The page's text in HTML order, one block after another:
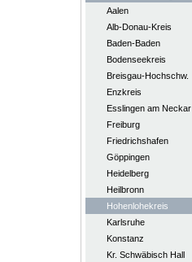
Aalen
Alb-Donau-Kreis
Baden-Baden
Bodenseekreis
Breisgau-Hochschw.
Enzkreis
Esslingen am Neckar
Freiburg
Friedrichshafen
Göppingen
Heidelberg
Heilbronn
Hohenlohekreis
Karlsruhe
Konstanz
Kr. Schwäbisch Hall